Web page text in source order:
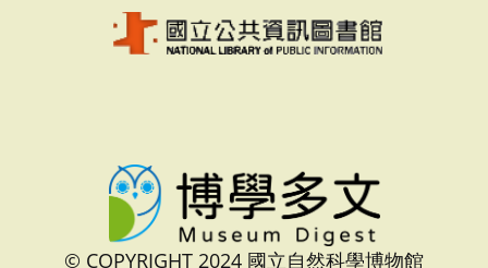
© COPYRIGHT 2024 國立自然科學博物館